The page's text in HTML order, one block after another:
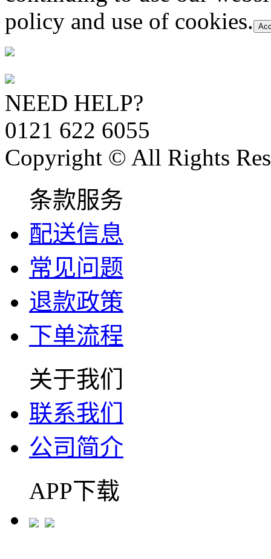
policy and use of cookies.
NEED HELP?
0121 622 6055
Copyright © All Rights
条款服务
配送信息
常见问题
退款政策
下单流程
关于我们
联系我们
公司简介
APP下载